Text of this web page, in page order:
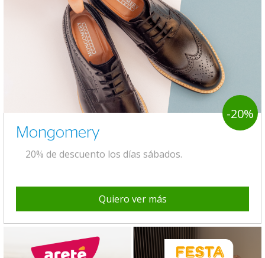
-20%
Mongomery
20% de descuento los días sábados.
Quiero ver más